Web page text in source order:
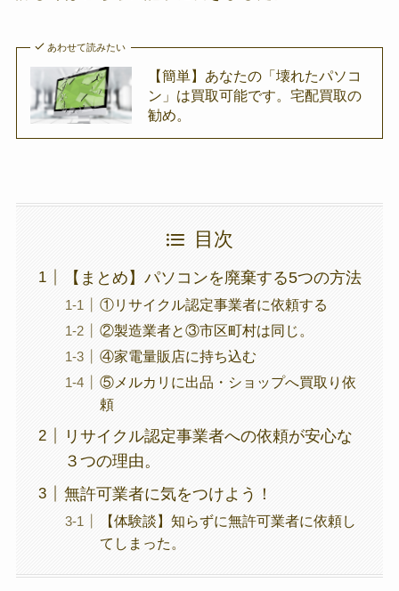
あわせて読みたい
【簡単】あなたの「壊れたパソコ
ン」は買取可能です。宅配買取の
勧め。
目次
【まとめ】パソコンを廃棄する5つの方法
①リサイクル認定事業者に依頼する
②製造業者と③市区町村は同じ。
④家電量販店に持ち込む
⑤メルカリに出品・ショップへ買取り依
頼
リサイクル認定事業者への依頼が安心な
３つの理由。
無許可業者に気をつけよう！
【体験談】知らずに無許可業者に依頼し
てしまった。